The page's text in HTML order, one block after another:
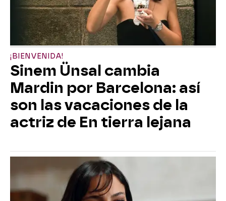
¡BIENVENIDA!
Sinem Ünsal cambia
Mardin por Barcelona: así
son las vacaciones de la
actriz de En tierra lejana